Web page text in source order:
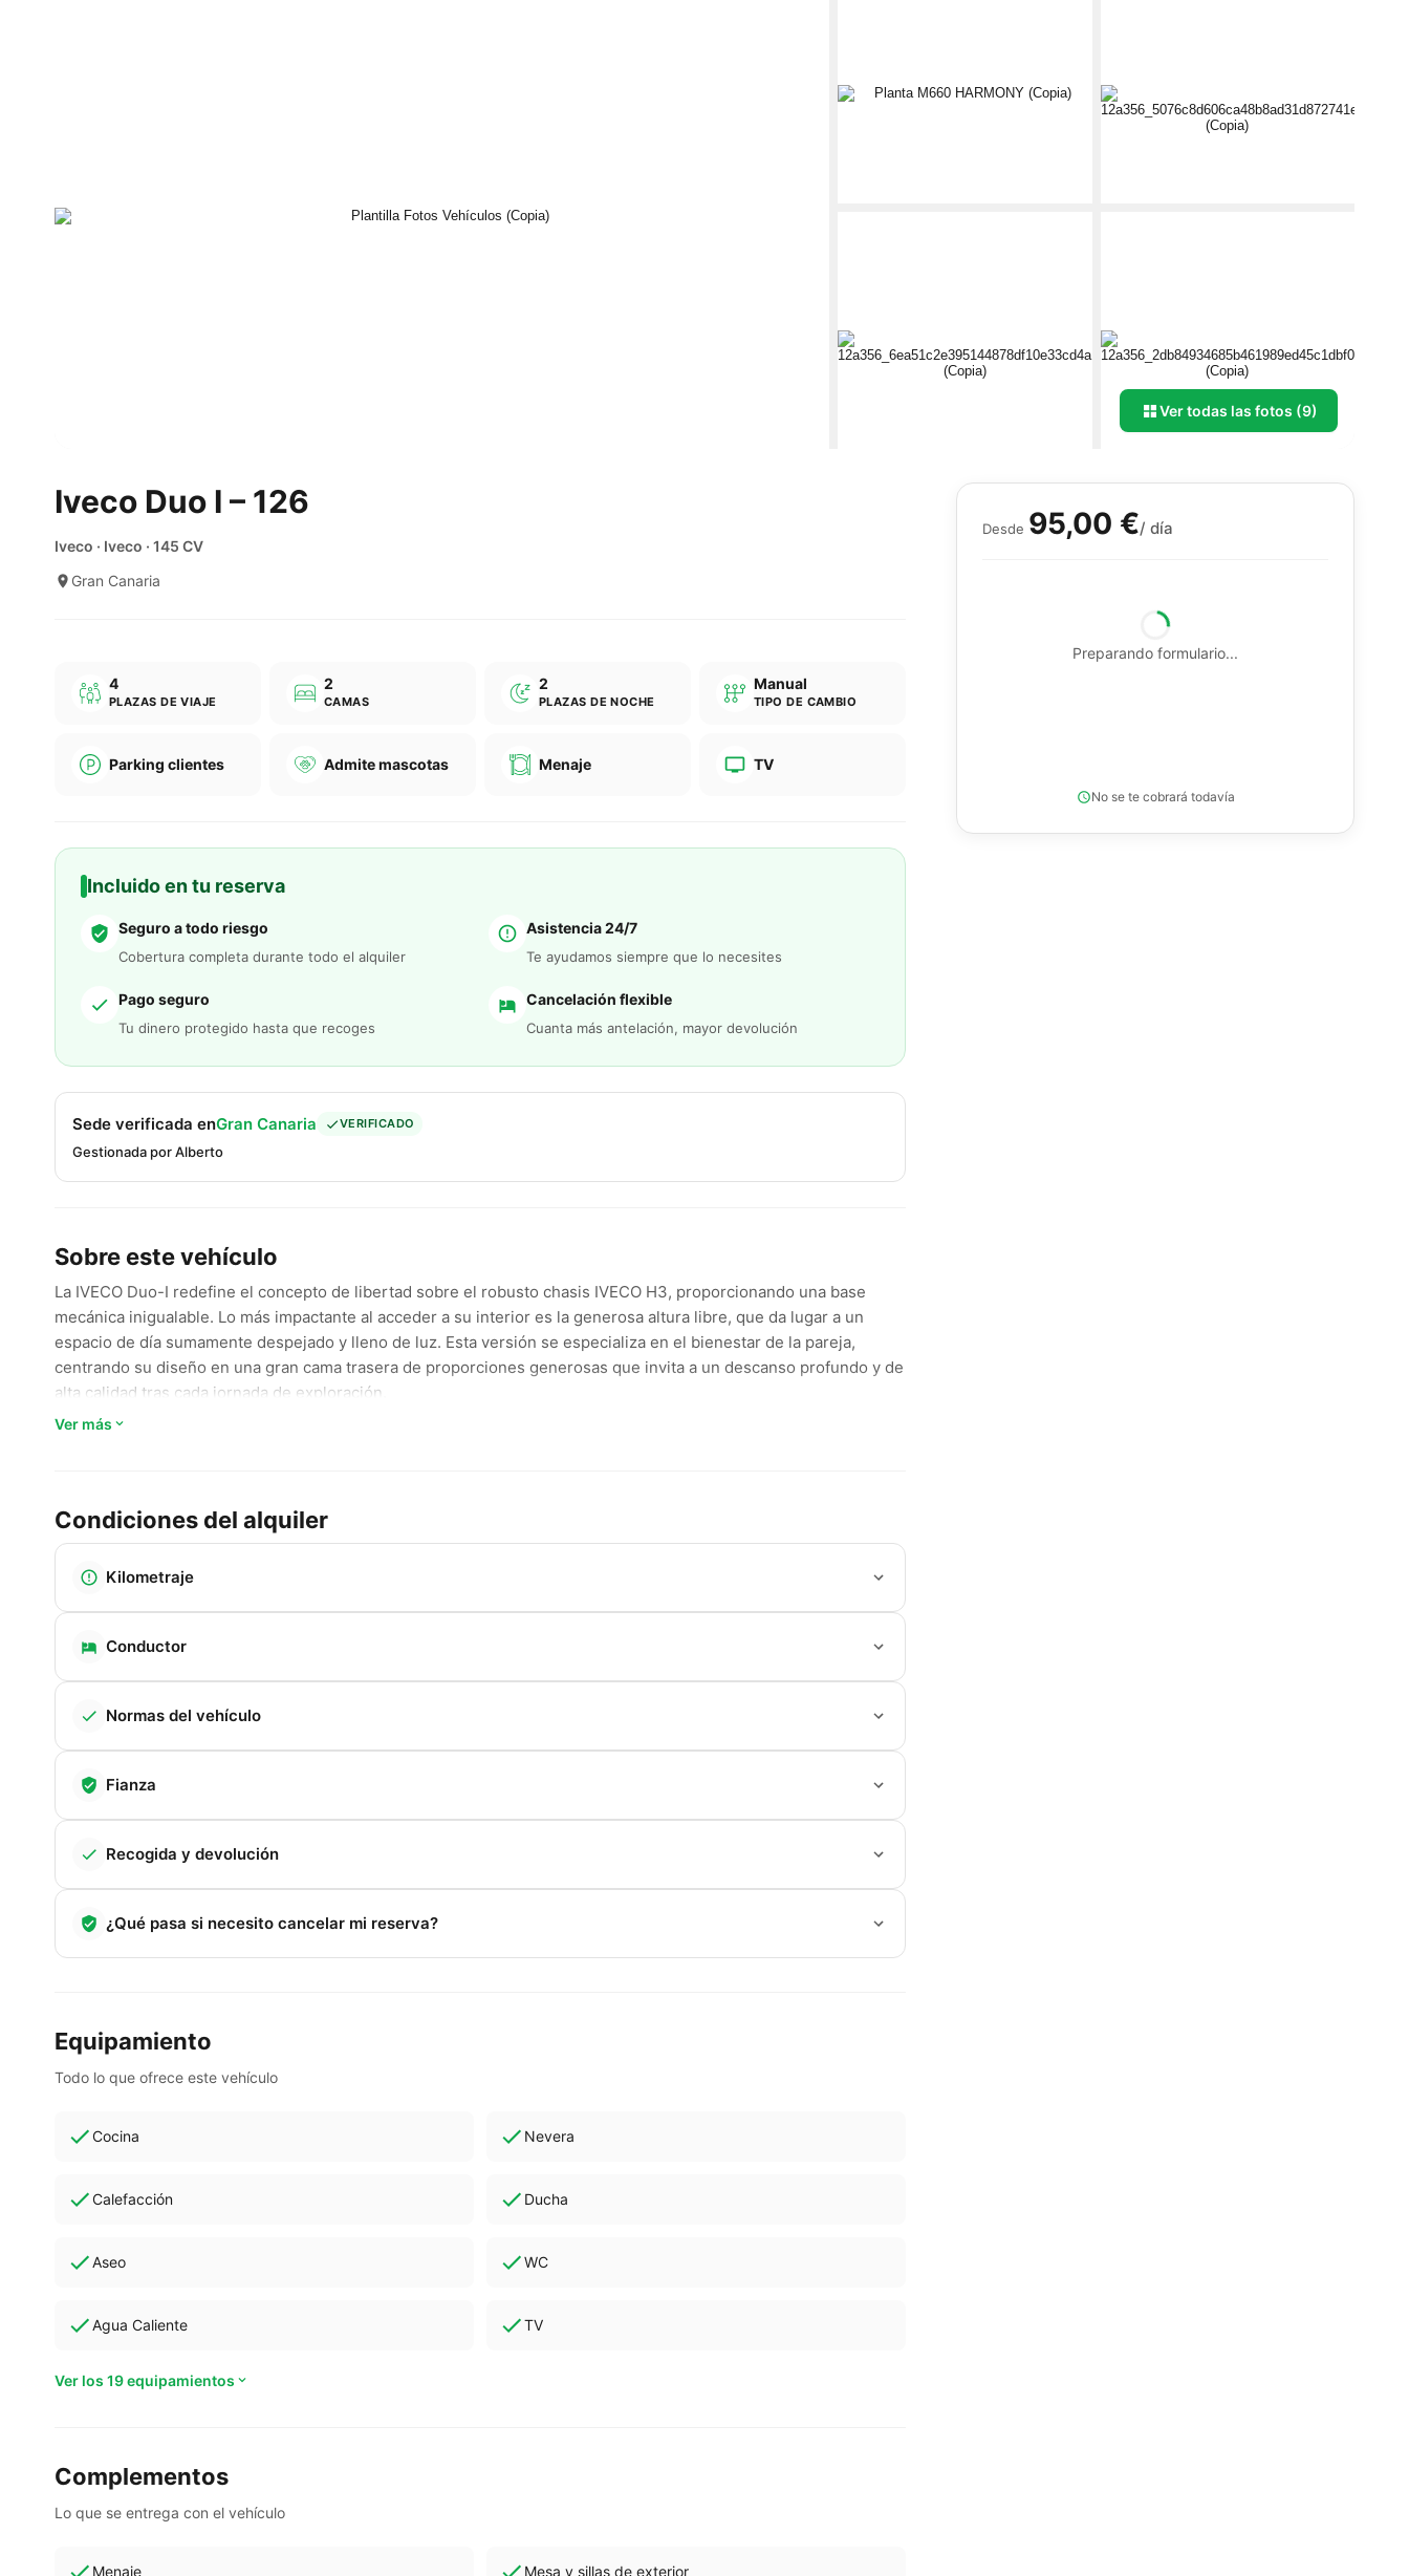
Ver todas las fotos (9)
Iveco Duo I – 126
Iveco · Iveco · 145 CV
Gran Canaria
4
PLAZAS DE VIAJE
2
CAMAS
2
PLAZAS DE NOCHE
Manual
TIPO DE CAMBIO
Parking clientes Admite mascotas Menaje TV
Incluido en tu reserva
Seguro a todo riesgo
Cobertura completa durante todo el alquiler
Asistencia 24/7
Te ayudamos siempre que lo necesites
Pago seguro
Tu dinero protegido hasta que recoges
Cancelación flexible
Cuanta más antelación, mayor devolución
Sede verificada enGran Canaria VERIFICADO
Gestionada por Alberto
Sobre este vehículo
La IVECO Duo-I redefine el concepto de libertad sobre el robusto chasis IVECO H3, proporcionando una base
mecánica inigualable. Lo más impactante al acceder a su interior es la generosa altura libre, que da lugar a un
espacio de día sumamente despejado y lleno de luz. Esta versión se especializa en el bienestar de la pareja,
centrando su diseño en una gran cama trasera de proporciones generosas que invita a un descanso profundo y de
alta calidad tras cada jornada de exploración.
La distribución interior prioriza el confort cotidiano al integrar un gran baño completo, ofreciendo una higiene y
un área de carga voluminosa situada bajo el dormitorio, este vehículo permite transportar todo lo necesario de
forma organizada.
Ver más
Condiciones del alquiler
Kilometraje
Conductor
Normas del vehículo
Fianza
Recogida y devolución
¿Qué pasa si necesito cancelar mi reserva?
Equipamiento
Todo lo que ofrece este vehículo
Cocina Nevera
Calefacción Ducha
Aseo WC
Agua Caliente TV
Ver los 19 equipamientos
Complementos
Lo que se entrega con el vehículo
Menaje Mesa y sillas de exterior
Desde 95,00 €/ día
Preparando formulario...
No se te cobrará todavía